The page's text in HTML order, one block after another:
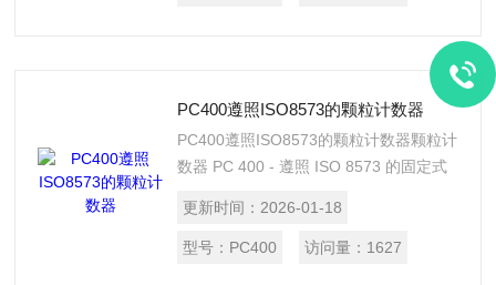
立即识别可能的过滤器破损。通过自动监
控压缩空气流量，颗粒计数器可提供无颗
PC400遵照ISO8573的颗粒计数器
PC400遵照ISO8573的颗粒计数器​ 颗粒计
数器 PC 400 - 遵照 ISO 8573 的固定式
可测量尺寸为 0.1 µm 的颗粒，因此适于
监控 1 级压缩空气 (ISO 8573)。监测安
更新时间： 2026-01-18
型号： PC400 访问量： 1627